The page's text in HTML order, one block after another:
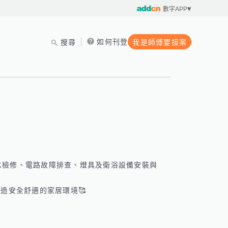
數字APP
搜尋 如何刊登 我是師傅要接案
修、電路故障排查、燈具及衛浴設備安裝與
安全舒適的家居環境🥰